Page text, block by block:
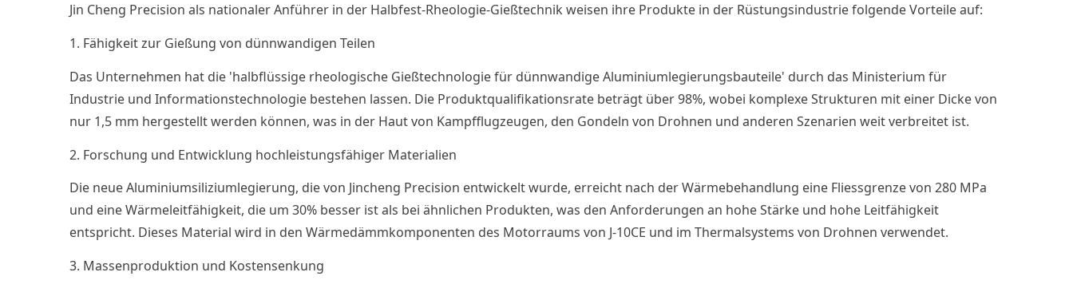
Jin Cheng Precision als nationaler Anführer in der Halbfest-Rheologie-Gießtechnik weisen ihre Produkte in der Rüstungsindustrie folgende Vorteile auf:
1. Fähigkeit zur Gießung von dünnwandigen Teilen
Das Unternehmen hat die 'halbflüssige rheologische Gießtechnologie für dünnwandige Aluminiumlegierungsbauteile' durch das Ministerium für
Industrie und Informationstechnologie bestehen lassen. Die Produktqualifikationsrate beträgt über 98%, wobei komplexe Strukturen mit einer Dicke von
nur 1,5 mm hergestellt werden können, was in der Haut von Kampfflugzeugen, den Gondeln von Drohnen und anderen Szenarien weit verbreitet ist.
2. Forschung und Entwicklung hochleistungsfähiger Materialien
Die neue Aluminiumsiliziumlegierung, die von Jincheng Precision entwickelt wurde, erreicht nach der Wärmebehandlung eine Fliessgrenze von 280 MPa
und eine Wärmeleitfähigkeit, die um 30% besser ist als bei ähnlichen Produkten, was den Anforderungen an hohe Stärke und hohe Leitfähigkeit
entspricht. Dieses Material wird in den Wärmedämmkomponenten des Motorraums von J-10CE und im Thermalsystems von Drohnen verwendet.
3. Massenproduktion und Kostensenkung